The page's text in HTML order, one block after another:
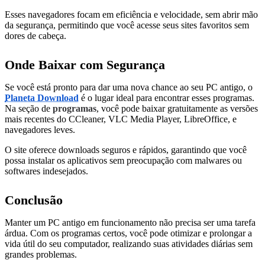
Esses navegadores focam em eficiência e velocidade, sem abrir mão
da segurança, permitindo que você acesse seus sites favoritos sem
dores de cabeça.
Onde Baixar com Segurança
Se você está pronto para dar uma nova chance ao seu PC antigo, o
Planeta Download é o lugar ideal para encontrar esses programas.
Na seção de programas, você pode baixar gratuitamente as versões
mais recentes do CCleaner, VLC Media Player, LibreOffice, e
navegadores leves.
O site oferece downloads seguros e rápidos, garantindo que você
possa instalar os aplicativos sem preocupação com malwares ou
softwares indesejados.
Conclusão
Manter um PC antigo em funcionamento não precisa ser uma tarefa
árdua. Com os programas certos, você pode otimizar e prolongar a
vida útil do seu computador, realizando suas atividades diárias sem
grandes problemas.